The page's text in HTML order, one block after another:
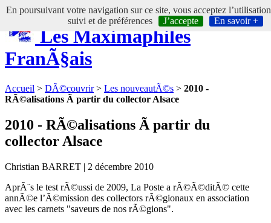
En poursuivant votre navigation sur ce site, vous acceptez
suivi et de préférences
J’accepte En savoir +
Les Maximaphiles
FranÃ§ais
Accueil > DÃ©couvrir> Les nouveautÃ©s > 2010 -
RÃ©alisations Ã partir du collector Alsace
2010 - RÃ©alisations Ã partir du
collector Alsace
Christian BARRET | 2 décembre 2010
AprÃ¨s le test rÃ©ussi de 2009, La Poste a rÃ©Ã©ditÃ© cette
annÃ©e l’Ã©mission des collectors rÃ©gionaux en association
avec les carnets "saveurs de nos rÃ©gions".